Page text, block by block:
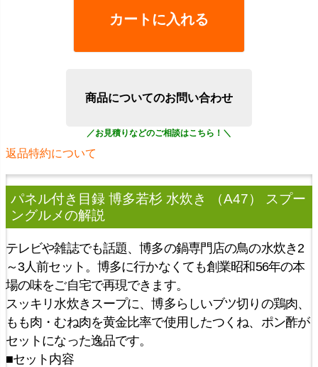
カートに入れる
商品についてのお問い合わせ
返品特約について
パネル付き目録 博多若杉 水炊き （A47） スプー
ングルメの解説
テレビや雑誌でも話題、博多の鍋専門店の鳥の水炊き2
～3人前セット。博多に行かなくても創業昭和56年の本
場の味をご自宅で再現できます。
スッキリ水炊きスープに、博多らしいブツ切りの鶏肉、
もも肉・むね肉を黄金比率で使用したつくね、ポン酢が
セットになった逸品です。
■セット内容